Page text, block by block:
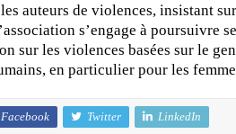
auteurs de violences, insistant
s’engage à poursuivre
sur les violences basées sur le
en particulier pour les
Facebook Twitter LinkedIn